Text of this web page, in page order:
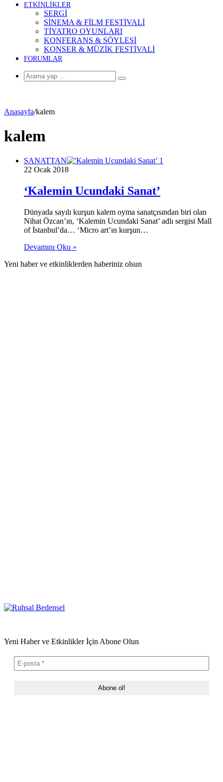
ETKİNLİKLER
SERGİ
SİNEMA & FİLM FESTİVALİ
TİYATRO OYUNLARI
KONFERANS & SÖYLEŞİ
KONSER & MÜZİK FESTİVALİ
FORUMLAR
Arama
Anasayfa/kalem
kalem
SANATTAN
22 Ocak 2018
‘Kalemin Ucundaki Sanat’
Dünyada sayılı kurşun kalem oyma sanatçısından biri olan
Nihat Özcan’ın, ‘Kalemin Ucundaki Sanat’ adlı sergisi Mall
of İstanbul’da… ‘Micro art’ın kurşun…
Devamını Oku »
Yeni haber ve etkinliklerden haberiniz olsun
Yeni Haber ve Etkinlikler İçin Abone Olun